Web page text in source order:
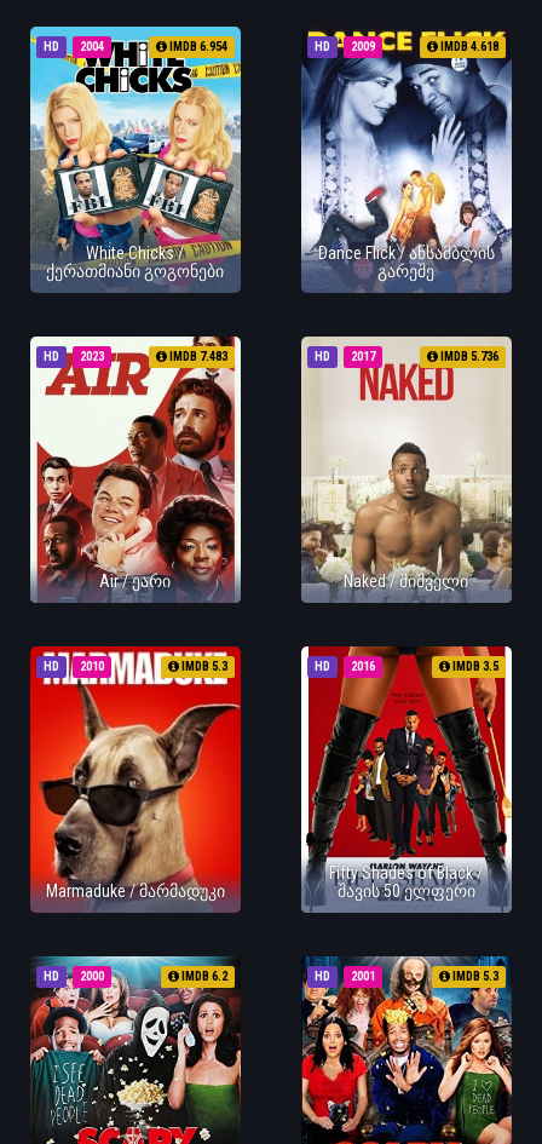
HD 2004 IMDB 6.954
White Chicks /
ქერათმიანი გოგონები
HD 2009 IMDB 4.618
Dance Flick / ანსამბლის
გარეშე
HD 2023 IMDB 7.483
Air / ეარი
HD 2017 IMDB 5.736
Naked / შიშველი
HD 2010 IMDB 5.3
Marmaduke / მარმადუკი
HD 2016 IMDB 3.5
Fifty Shades of Black /
შავის 50 ელფერი
HD 2000 IMDB 6.2 HD 2001 IMDB 5.3